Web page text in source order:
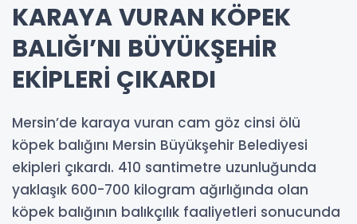
KARAYA VURAN KÖPEK
BALIĞI’NI BÜYÜKŞEHİR
EKİPLERİ ÇIKARDI
Mersin’de karaya vuran cam göz cinsi ölü
köpek balığını Mersin Büyükşehir Belediyesi
ekipleri çıkardı. 410 santimetre uzunluğunda
yaklaşık 600-700 kilogram ağırlığında olan
köpek balığının balıkçılık faaliyetleri sonucunda